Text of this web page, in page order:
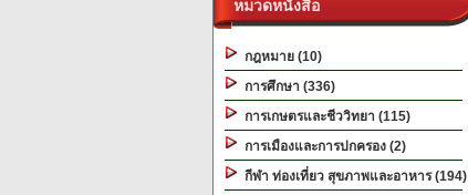
หมวดหนังสือ
กฎหมาย (10)
การศึกษา (336)
การเกษตรและชีววิทยา (115)
การเมืองและการปกครอง (2)
กีฬา ท่องเที่ยว สุขภาพและอาหาร (194)